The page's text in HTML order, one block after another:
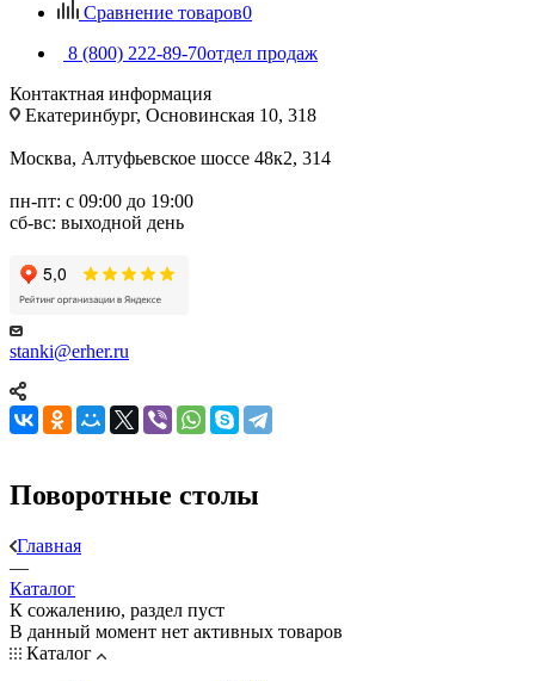
Сравнение товаров0
8 (800) 222-89-70отдел продаж
Контактная информация
Екатеринбург, Основинская 10, 318
Москва, Алтуфьевское шоссе 48к2, 314
пн-пт: с 09:00 до 19:00
сб-вс: выходной день
stanki@erher.ru
Поворотные столы
Главная
—
Каталог
К сожалению, раздел пуст
В данный момент нет активных товаров
Каталог